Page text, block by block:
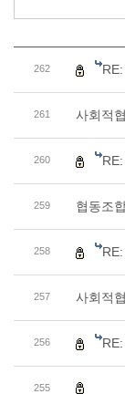
262
261 사회적
260
259 협동조
258
257 사회적
256
255